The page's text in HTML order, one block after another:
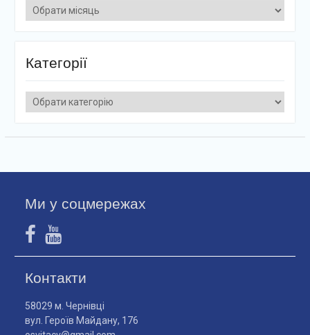
Архіви
Категорії
Категорії
Ми у соцмережах
Контакти
58029 м. Чернівці
вул. Героїв Майдану, 176